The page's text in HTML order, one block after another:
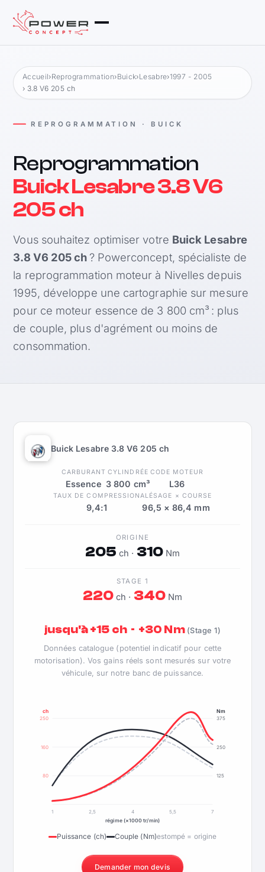
Accueil›Reprogrammation›Buick›Lesabre›1997 - 2005
› 3.8 V6 205 ch
REPROGRAMMATION · BUICK
Reprogrammation
Buick Lesabre 3.8 V6
205 ch
Vous souhaitez optimiser votre Buick Lesabre
3.8 V6 205 ch ? Powerconcept, spécialiste de
la reprogrammation moteur à Nivelles depuis
1995, développe une cartographie sur mesure
pour ce moteur essence de 3 800 cm³ : plus
de couple, plus d'agrément ou moins de
consommation.
Buick Lesabre 3.8 V6 205 ch
CARBURANT
Essence
CYLINDRÉE
3 800 cm³
CODE MOTEUR
L36
TAUX DE COMPRESSION
9,4:1
ALÉSAGE × COURSE
96,5 × 86,4 mm
ORIGINE
205 ch · 310Nm
STAGE 1
220 ch · 340Nm
jusqu'à +15 ch · +30 Nm (Stage 1)
Données catalogue (potentiel indicatif pour cette
motorisation). Vos gains réels sont mesurés sur votre
véhicule, sur notre banc de puissance.
80
160
250
125
250
375
ch Nm
1 2,5 4 5,5
7
régime (×1000 tr/min)
Puissance (ch) Couple (Nm)estompé = origine
Demander mon devis